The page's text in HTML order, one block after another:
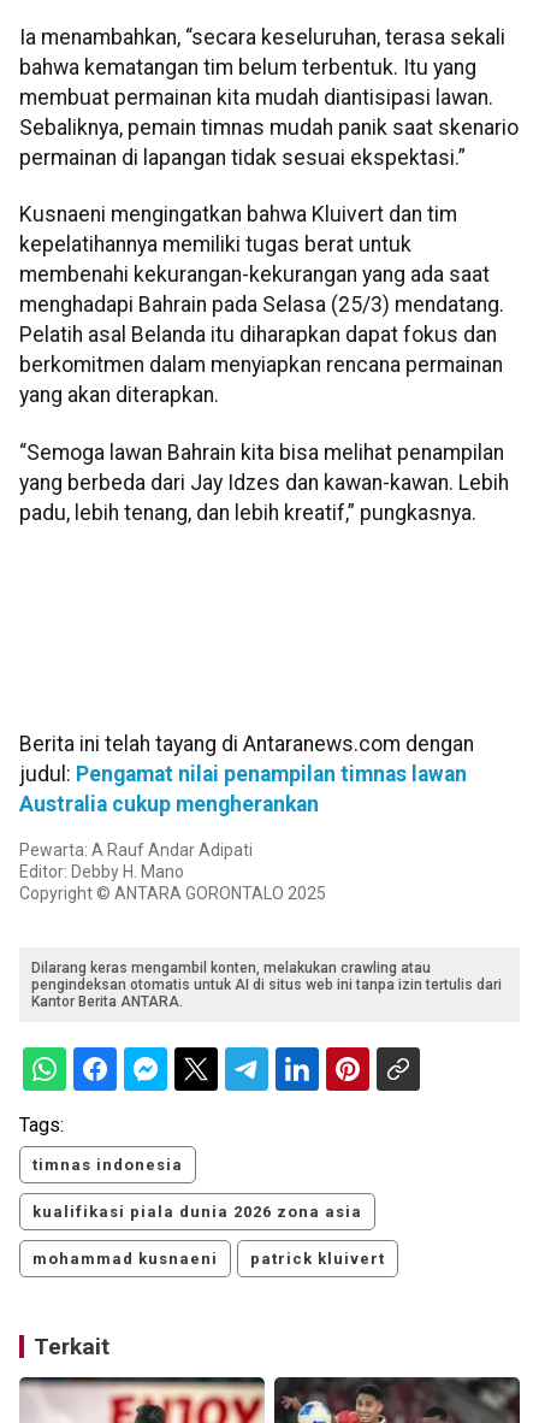
Ia menambahkan, “secara keseluruhan, terasa sekali
bahwa kematangan tim belum terbentuk. Itu yang
membuat permainan kita mudah diantisipasi lawan.
Sebaliknya, pemain timnas mudah panik saat skenario
permainan di lapangan tidak sesuai ekspektasi.”
Kusnaeni mengingatkan bahwa Kluivert dan tim
kepelatihannya memiliki tugas berat untuk
membenahi kekurangan-kekurangan yang ada saat
menghadapi Bahrain pada Selasa (25/3) mendatang.
Pelatih asal Belanda itu diharapkan dapat fokus dan
berkomitmen dalam menyiapkan rencana permainan
yang akan diterapkan.
“Semoga lawan Bahrain kita bisa melihat penampilan
yang berbeda dari Jay Idzes dan kawan-kawan. Lebih
padu, lebih tenang, dan lebih kreatif,” pungkasnya.
Berita ini telah tayang di Antaranews.com dengan
judul: Pengamat nilai penampilan timnas lawan
Australia cukup mengherankan
Pewarta: A Rauf Andar Adipati
Editor: Debby H. Mano
Copyright © ANTARA GORONTALO 2025
Dilarang keras mengambil konten, melakukan crawling atau
pengindeksan otomatis untuk AI di situs web ini tanpa izin tertulis dari
Kantor Berita ANTARA.
Tags:
timnas indonesia
kualifikasi piala dunia 2026 zona asia
mohammad kusnaeni patrick kluivert
Terkait